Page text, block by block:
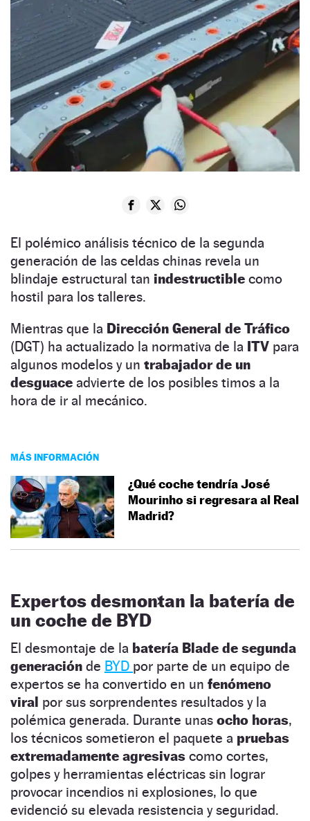
El polémico análisis técnico de la segunda
generación de las celdas chinas revela un
blindaje estructural tan indestructible como
hostil para los talleres.
Mientras que la Dirección General de Tráfico
(DGT) ha actualizado la normativa de la ITV para
algunos modelos y un trabajador de un
desguace advierte de los posibles timos a la
hora de ir al mecánico.
MÁS INFORMACIÓN
¿Qué coche tendría José
Mourinho si regresara al Real
Madrid?
Expertos desmontan la batería de
un coche de BYD
El desmontaje de la batería Blade de segunda
generación de BYD por parte de un equipo de
expertos se ha convertido en un fenómeno
viral por sus sorprendentes resultados y la
polémica generada. Durante unas ocho horas,
los técnicos sometieron el paquete a pruebas
extremadamente agresivas como cortes,
golpes y herramientas eléctricas sin lograr
provocar incendios ni explosiones, lo que
evidenció su elevada resistencia y seguridad.